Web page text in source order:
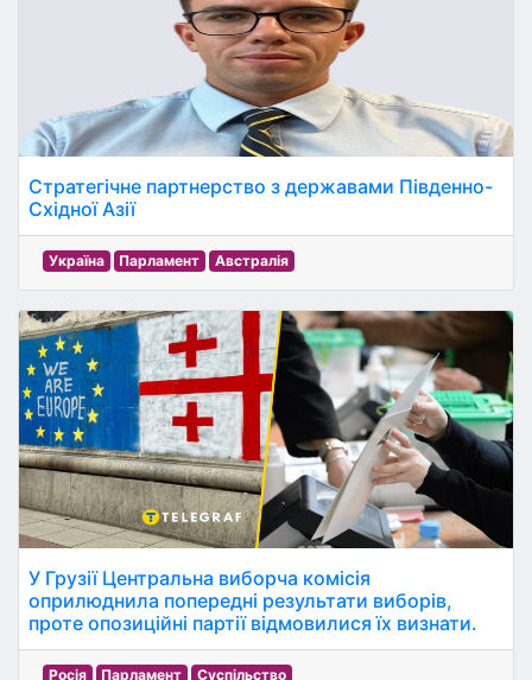
Стратегічне партнерство з державами Південно-
Східної Азії
Україна Парламент Австралія
У Грузії Центральна виборча комісія
оприлюднила попередні результати виборів,
проте опозиційні партії відмовилися їх визнати.
Росія Парламент Суспільство